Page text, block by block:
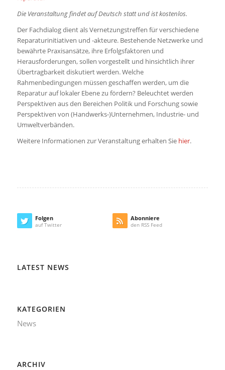
Die Veranstaltung findet auf Deutsch statt und ist kostenlos.
Der Fachdialog dient als Vernetzungstreffen für verschiedene
Reparaturinitiativen und -akteure. Bestehende Netzwerke und
bewährte Praxisansätze, ihre Erfolgsfaktoren und
Herausforderungen, sollen vorgestellt und hinsichtlich ihrer
Übertragbarkeit diskutiert werden. Welche
Rahmenbedingungen müssen geschaffen werden, um die
Reparatur auf lokaler Ebene zu fördern? Beleuchtet werden
Perspektiven aus den Bereichen Politik und Forschung sowie
Perspektiven von (Handwerks-)Unternehmen, Industrie- und
Umweltverbänden.
Weitere Informationen zur Veranstaltung erhalten Sie hier.
Folgen
auf Twitter
Abonniere
den RSS Feed
LATEST NEWS
KATEGORIEN
News
ARCHIV